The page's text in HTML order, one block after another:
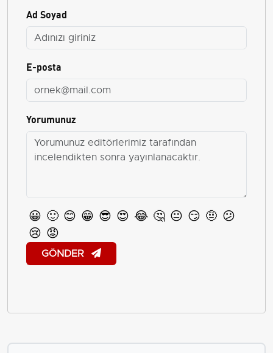
Ad Soyad
E-posta
Yorumunuz
😀 🙂 😊 😁 😎 😍 😂 🤔 😐 😏 🤨 😕
😢 😡
GÖNDER